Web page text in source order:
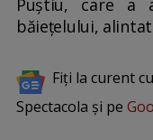
Puștiu, care a
băiețelului,
Fiți la curent
Spectacola și pe